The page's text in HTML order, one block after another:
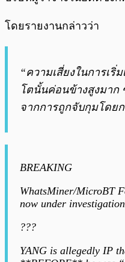
โดยรายงานกล่าวว่า
“ความเสี่ยงในการเริ่
โตนั้นค่อนข้างสูงมาก
จากการถูกจับกุมโดย
BREAKING
WhatsMiner/MicroBT
now under
???
YANG is allegedly IP